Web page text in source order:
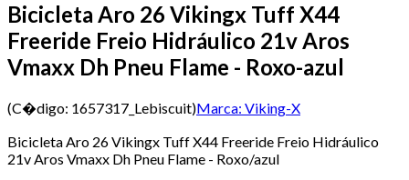
Bicicleta Aro 26 Vikingx Tuff X44
Freeride Freio Hidráulico 21v Aros
Vmaxx Dh Pneu Flame - Roxo-azul
(C�digo: 1657317_Lebiscuit)Marca: Viking-X
Bicicleta Aro 26 Vikingx Tuff X44 Freeride Freio Hidráulico
21v Aros Vmaxx Dh Pneu Flame - Roxo/azul